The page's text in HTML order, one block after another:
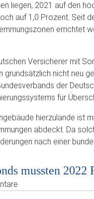
liegen, 2021 auf den
auf 1,0 Prozent. Seit
errichtet
Versicherer mit
grundsätzlich nicht neu
der
für
hierzulande ist
abdeckt. Da
nach einer
mussten 2022